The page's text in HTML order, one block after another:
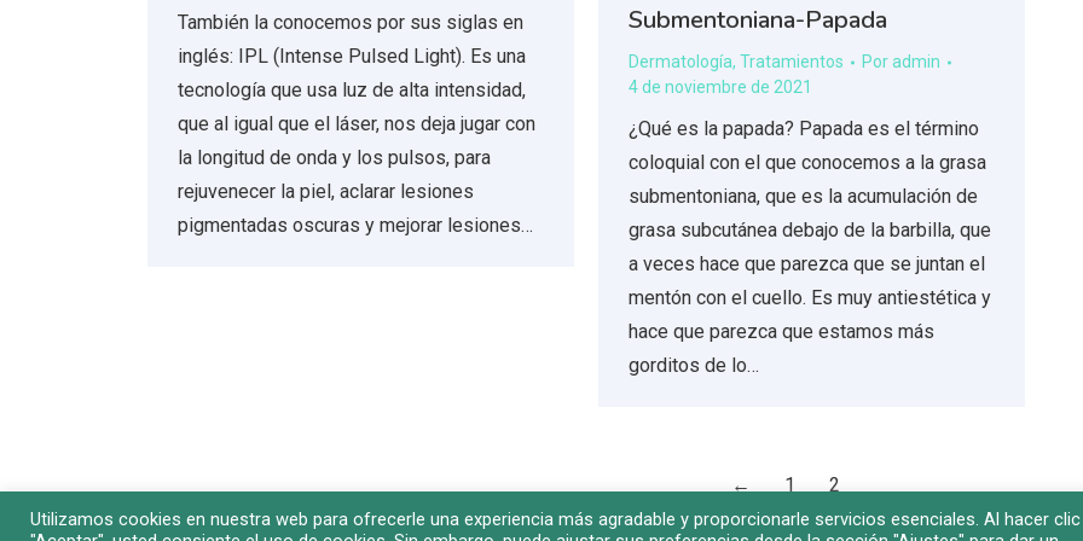
También la conocemos por sus siglas en
inglés: IPL (Intense Pulsed Light). Es una
tecnología que usa luz de alta intensidad,
que al igual que el láser, nos deja jugar con
la longitud de onda y los pulsos, para
rejuvenecer la piel, aclarar lesiones
pigmentadas oscuras y mejorar lesiones…
Submentoniana-Papada
Dermatología, Tratamientos Poradmin
4 de noviembre de 2021
¿Qué es la papada? Papada es el término
coloquial con el que conocemos a la grasa
submentoniana, que es la acumulación de
grasa subcutánea debajo de la barbilla, que
a veces hace que parezca que se juntan el
mentón con el cuello. Es muy antiestética y
hace que parezca que estamos más
gorditos de lo…
← 1 2
Utilizamos cookies en nuestra web para ofrecerle una experiencia más agradable y proporcionarle servicios esenciales. Al hacer